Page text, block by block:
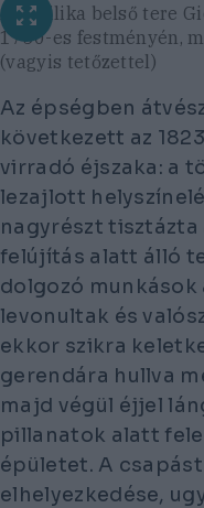
A bazilika belső tere
1750-es festményén,
(vagyis tetőzettel)
Az épségben
következett az
virradó éjszaka: a
lezajlott
nagyrészt
felújítás alatt álló
dolgozó munkások
levonultak és
ekkor szikra
gerendára hullva
majd végül éjjel
pillanatok alatt
épületet. A
elhelyezkedése,